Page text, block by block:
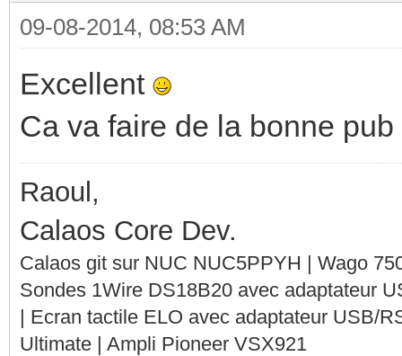
09-08-2014, 08:53 AM
Excellent
Ca va faire de la bonne pub
Raoul,
Calaos Core Dev.
Calaos git sur NUC NUC5PPYH | Wago
Sondes 1Wire DS18B20 avec adaptateur
| Ecran tactile ELO avec adaptateur USB/
Ultimate | Ampli Pioneer VSX921